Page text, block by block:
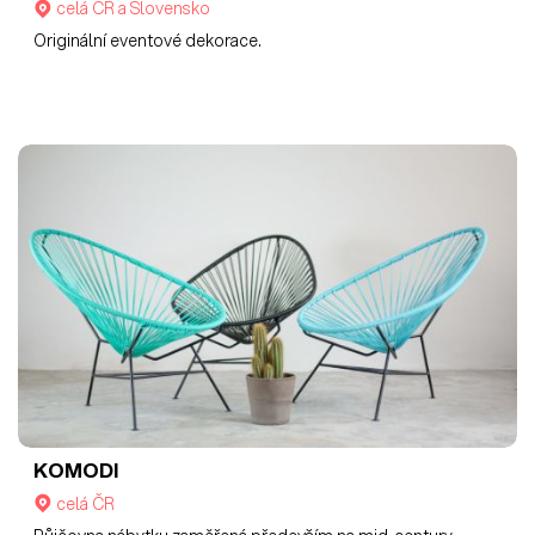
celá ČR a Slovensko
Originální eventové dekorace.
KOMODI
celá ČR